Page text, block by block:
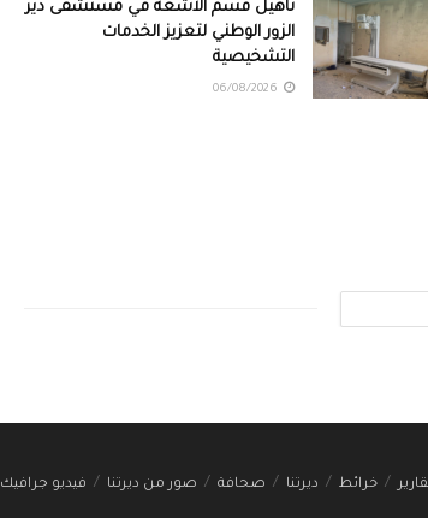
تأهيل قسم الأشعة في مستشفى دير
الزور الوطني لتعزيز الخدمات
التشخيصية
خرائط ديرتنا صحافة صور من ديرتنا فيديو جرافيك